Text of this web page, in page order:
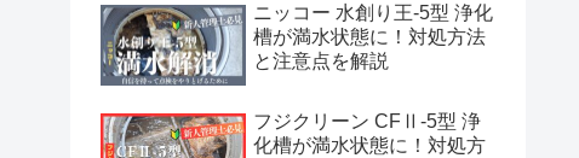
ニッコー 水創り王-5型 浄化
槽が満水状態に！対処方法
と注意点を解説
フジクリーン CFⅡ-5型 浄
化槽が満水状態に！対処方